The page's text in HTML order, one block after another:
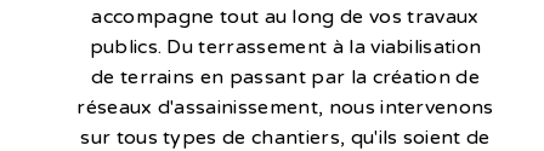
accompagne tout au long de vos travaux
publics. Du terrassement à la viabilisation
de terrains en passant par la création de
réseaux d'assainissement, nous intervenons
sur tous types de chantiers, qu'ils soient de